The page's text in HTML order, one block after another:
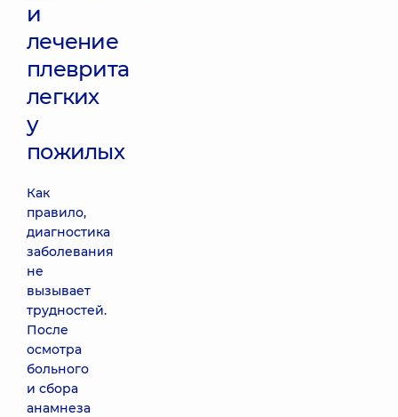
и
лечение
плеврита
легких
у
пожилых
Как
правило,
диагностика
заболевания
не
вызывает
трудностей.
После
осмотра
больного
и сбора
анамнеза